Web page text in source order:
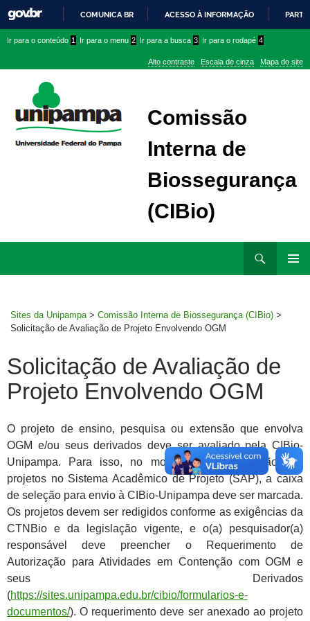
PARA
CONTEÚDO
COMUNICA BR ACESSO À INFORMAÇÃO
conteúdo
menu
superior
menu
Ir para o conteúdo 1 Ir para o menu 2 Ir para a busca 3 Ir para o rodapé 4
Alto contraste Escala de cinza Mapa do site
Comissão
Interna de
Biossegurança
(CIBio)
Sites da Unipampa > Comissão Interna de Biossegurança (CIBio) >
Solicitação de Avaliação de Projeto Envolvendo OGM
Solicitação de Avaliação de
Projeto Envolvendo OGM
O projeto de ensino, pesquisa ou extensão que envolva
OGM e/ou seus derivados deve ser avaliado pela CIBio-
Unipampa. Para isso, no momento da submissão dos
projetos no Sistema Acadêmico de Projeto (SAP), a caixa
de seleção para envio à CIBio-Unipampa deve ser marcada.
Os projetos devem ser redigidos conforme as exigências da
CTNBio e da legislação vigente, e o(a) pesquisador(a)
responsável deve preencher o Requerimento de
Autorização para Atividades em Contenção com OGM e
seus Derivados
(https://sites.unipampa.edu.br/cibio/formularios-e-
documentos/). O requerimento deve ser anexado ao projeto